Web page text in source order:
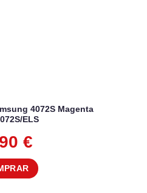
4072S Magenta
ELS
€